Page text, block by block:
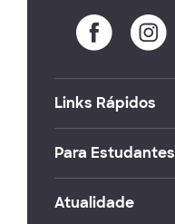
Links Rápidos
Para Estudantes
Atualidade